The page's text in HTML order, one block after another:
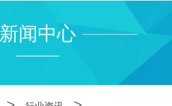
新闻中心
————